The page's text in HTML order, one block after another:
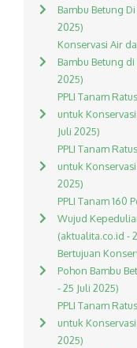
Bambu Betung
2025)
Konservasi Air
Bambu Betung
2025)
PPLI Tanam
untuk
Juli 2025)
PPLI Tanam
untuk
2025)
PPLI Tanam 160
Wujud
(aktualita.co.id -
Bertujuan
Pohon Bambu
- 25 Juli 2025)
PPLI Tanam
untuk
2025)